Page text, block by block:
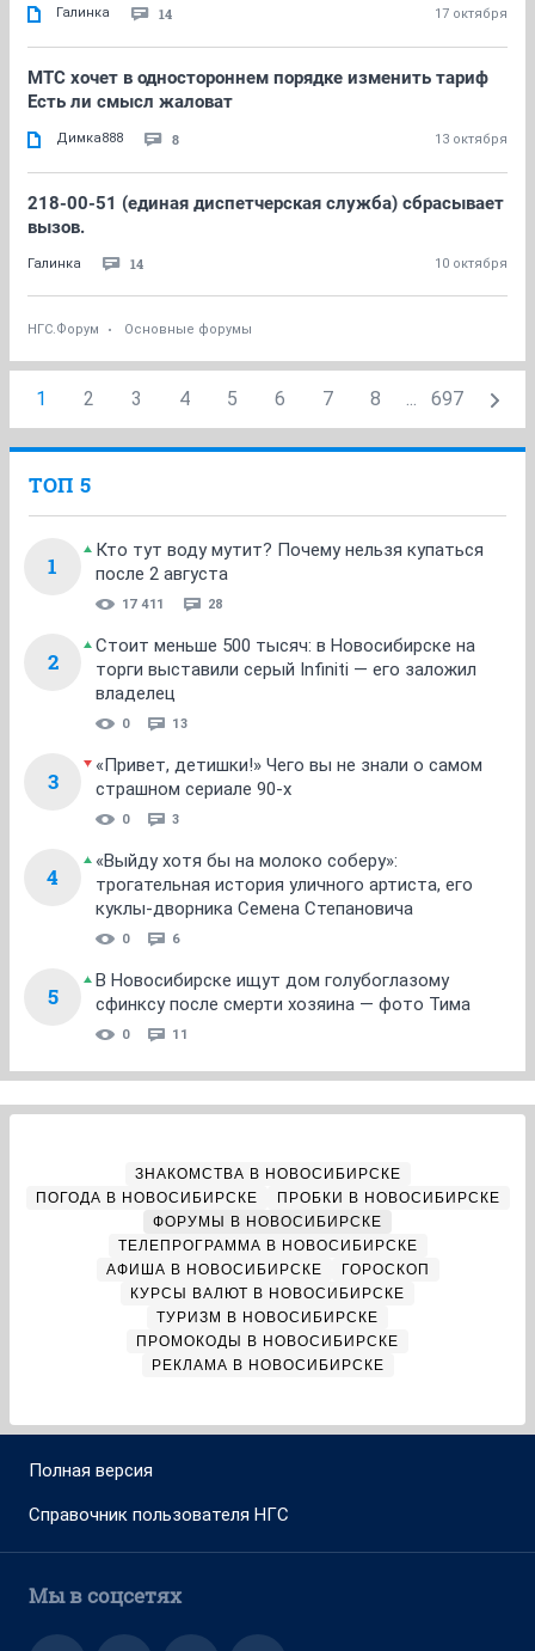
Галинка 14 17 октября
МТС хочет в одностороннем порядке изменить тариф
Есть ли смысл жаловат
Димка888 8 13 октября
218-00-51 (единая диспетчерская служба) сбрасывает
вызов.
Галинка 14 10 октября
НГС.Форум Основные форумы
1 2 3 4 5 6 7 8 ... 697
ТОП 5
1
Кто тут воду мутит? Почему нельзя купаться
после 2 августа
17 411 28
2
Стоит меньше 500 тысяч: в Новосибирске на
торги выставили серый Infiniti — его заложил
владелец
0 13
3
«Привет, детишки!» Чего вы не знали о самом
страшном сериале 90-х
0 3
4
«Выйду хотя бы на молоко соберу»:
трогательная история уличного артиста, его
куклы-дворника Семена Степановича
0 6
5
В Новосибирске ищут дом голубоглазому
сфинксу после смерти хозяина — фото Тима
0 11
ЗНАКОМСТВА В НОВОСИБИРСКЕ
ПОГОДА В НОВОСИБИРСКЕ
ПРОБКИ В НОВОСИБИРСКЕ
ФОРУМЫ В НОВОСИБИРСКЕ
ТЕЛЕПРОГРАММА В НОВОСИБИРСКЕ
АФИША В НОВОСИБИРСКЕ
ГОРОСКОП
КУРСЫ ВАЛЮТ В НОВОСИБИРСКЕ
ТУРИЗМ В НОВОСИБИРСКЕ
ПРОМОКОДЫ В НОВОСИБИРСКЕ
РЕКЛАМА В НОВОСИБИРСКЕ
Полная версия
Справочник пользователя НГС
Мы в соцсетях